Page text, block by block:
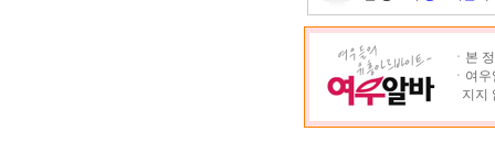
ㆍ본
ㆍ여
지지